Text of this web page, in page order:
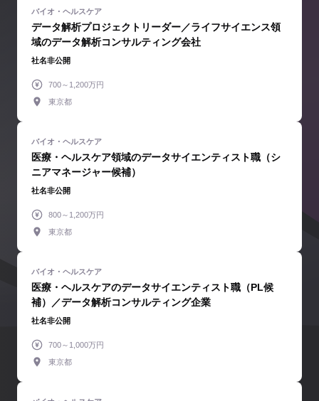
データ解析プロジェクトリーダー／ライフサイエンス領
域のデータ解析コンサルティング会社
社名非公開
700～1,200万円
東京都
医療・ヘルスケア領域のデータサイエンティスト職（シ
ニアマネージャー候補）
社名非公開
800～1,200万円
東京都
医療・ヘルスケアのデータサイエンティスト職（PL候
補）／データ解析コンサルティング企業
社名非公開
700～1,000万円
東京都